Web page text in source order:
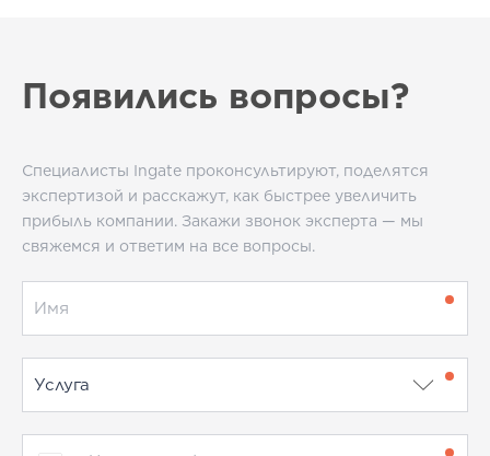
Появились вопросы?
Специалисты Ingate проконсультируют, поделятся
экспертизой и расскажут, как быстрее увеличить
прибыль компании. Закажи звонок эксперта — мы
свяжемся и ответим на все вопросы.